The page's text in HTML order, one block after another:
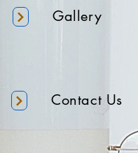
Gallery
Contact Us